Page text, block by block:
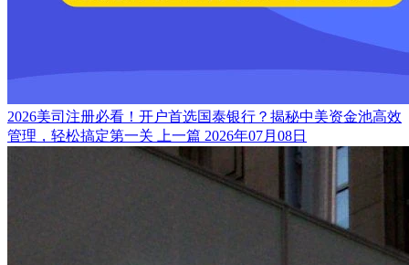
2026美司注册必看！开户首选国泰银行？揭秘中美资金池高效
管理，轻松搞定第一关
上一篇 2026年07月08日